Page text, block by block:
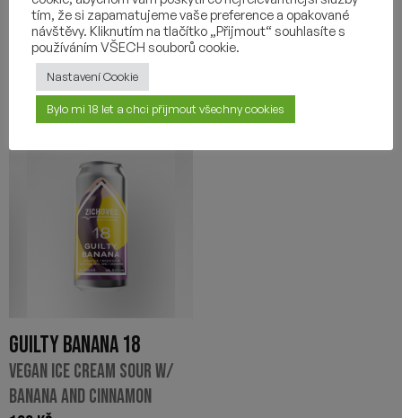
+ - +
GUILTY BANANA 18
VEGAN ICE CREAM SOUR W/
BANANA AND CINNAMON
tím, že si zapamatujeme vaše preference a opakované
návštěvy. Kliknutím na tlačítko „Přijmout“ souhlasíte s
používáním VŠECH souborů cookie.
Nastavení Cookie
Bylo mi 18 let a chci přijmout všechny cookies